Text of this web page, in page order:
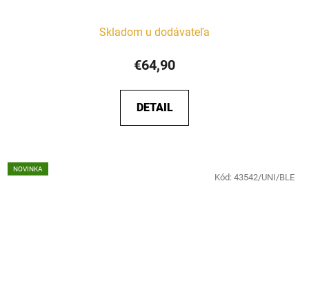
Skladom u dodávateľa
€64,90
DETAIL
NOVINKA
Kód: 43542/UNI/BLE